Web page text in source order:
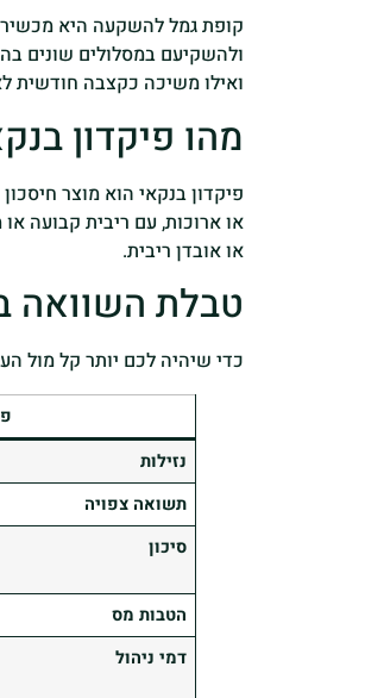
ואילו משיכה כקצבה חודשית לאחר גיל 60
מהו פיקדון
פיקדון בנקאי הוא מוצר
או ארוכות, עם ריבית קבועה
או אובדן ריבית.
טבלת השוואה
כדי שיהיה לכם יותר קל מול
נזילות
תשואה צפויה
סיכון
הטבות מס
דמי ניהול